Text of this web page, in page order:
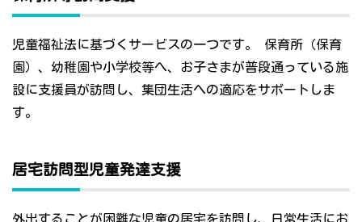
児童福祉法に基づくサービスの一つです。 保育所（保育
園）、幼稚園や小学校等へ、お子さまが普段通っている施
設に支援員が訪問し、集団生活への適応をサポートしま
す。
居宅訪問型児童発達支援
外出することが困難な児童の居宅を訪問し、日常生活にお